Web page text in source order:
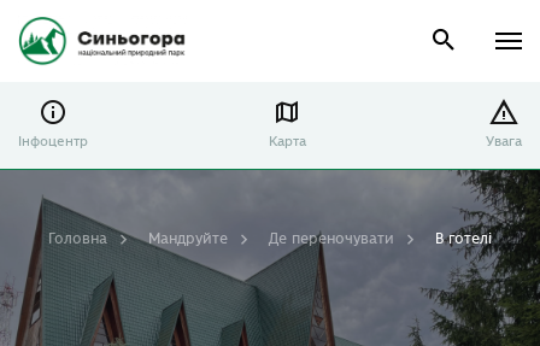
Інфоцентр Карта Увага
Головна Мандруйте Де переночувати В готелі